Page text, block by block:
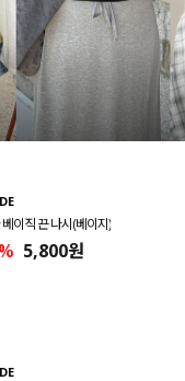
이직 끈 나시(베이지)
5,800원